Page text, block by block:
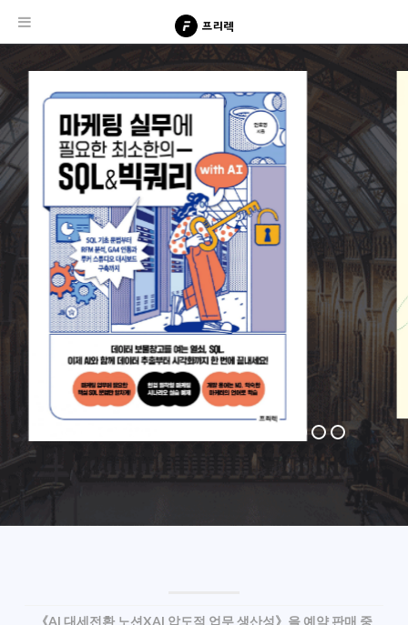
《AI 대세전환 노션XAI 압도적 업무 생산성》을 예약 판매 중